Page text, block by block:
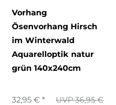
Vorhang
Ösenvorhang Hirsch
im Winterwald
Aquarelloptik natur
grün 140x240cm
UVP 36,95 €
32,95 € *